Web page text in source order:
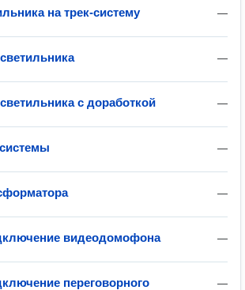
—
на трек-систему
—
—
с доработкой
—
—
—
видеодомофона
—
переговорного